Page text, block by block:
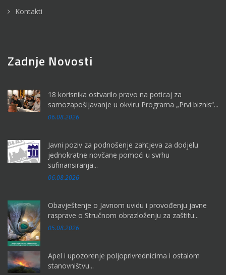
Kontakti
Zadnje Novosti
18 korisnika ostvarilo pravo na poticaj za
samozapošljavanje u okviru Programa „Prvi biznis“...
06.08.2026
Javni poziv za podnošenje zahtjeva za dodjelu
jednokratne novčane pomoći u svrhu
sufinansiranja...
06.08.2026
Obavještenje o Javnom uvidu i provođenju javne
rasprave o Stručnom obrazloženju za zaštitu...
05.08.2026
Apel i upozorenje poljoprivrednicima i ostalom
stanovništvu...